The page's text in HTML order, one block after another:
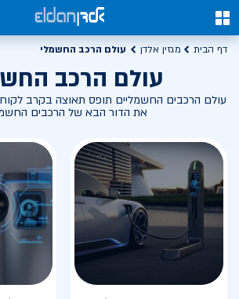
0
דף הבית מגזין אלדן עולם הרכב החשמלי
עולם הרכב
עולם הרכבים החשמליים תופס תאוצה בקרב
את הדור הבא של הרכבים